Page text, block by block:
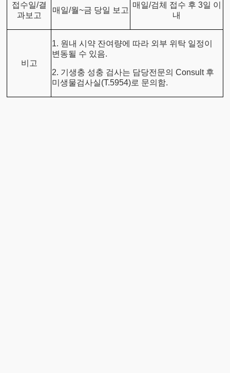
접수일/결
과보고
매일/월~금 당일 보고
매일/검체 접수 후 3일 이
내
비고
1. 원내 시약 잔여량에 따라 외부 위탁 일정이
변동될 수 있음.
2. 기생충 성충 검사는 담당전문의 Consult 후
미생물검사실(T.5954)로 문의함.